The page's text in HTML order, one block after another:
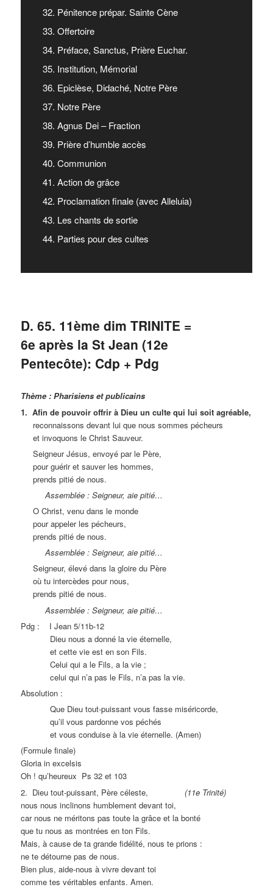
D. 65. 11ème dim TRINITE =
6e après la St Jean (12e
Pentecôte): Cdp + Pdg
Thème : Pharisiens et publicains
1. Afin de pouvoir offrir à Dieu un culte qui lui soit agréable,
reconnaissons devant lui que nous sommes pécheurs
et invoquons le Christ Sauveur.
Seigneur Jésus, envoyé par le Père,
pour guérir et sauver les hommes,
prends pitié de nous.
Assemblée : Seigneur, aie pitié…
O Christ, venu dans le monde
pour appeler les pécheurs,
prends pitié de nous.
Assemblée : Seigneur, aie pitié…
Seigneur, élevé dans la gloire du Père
où tu intercèdes pour nous,
prends pitié de nous.
Assemblée : Seigneur, aie pitié…
Pdg : I Jean 5/11b-12
Dieu nous a donné la vie éternelle,
et cette vie est en son Fils.
Celui qui a le Fils, a la vie ;
celui qui n’a pas le Fils, n’a pas la vie.
Absolution :
Que Dieu tout-puissant vous fasse miséricorde,
qu’il vous pardonne vos péchés
et vous conduise à la vie éternelle. (Amen)
(Formule finale)
Gloria in excelsis
Oh ! qu’heureux Ps 32 et 103
2. Dieu tout-puissant, Père céleste,
(11e Trinité)
nous nous inclinons humblement devant toi,
car nous ne méritons pas toute la grâce et la bonté
que tu nous as montrées en ton Fils.
Mais, à cause de ta grande fidélité, nous te prions :
ne te détourne pas de nous.
Bien plus, aide-nous à vivre devant toi
comme tes véritables enfants. Amen.
32. Pénitence prépar. Sainte Cène
33. Offertoire
34. Préface, Sanctus, Prière Euchar.
35. Institution, Mémorial
36. Epiclèse, Didaché, Notre Père
37. Notre Père
38. Agnus Dei – Fraction
39. Prière d’humble accès
40. Communion
41. Action de grâce
42. Proclamation finale (avec Alleluia)
43. Les chants de sortie
44. Parties pour des cultes